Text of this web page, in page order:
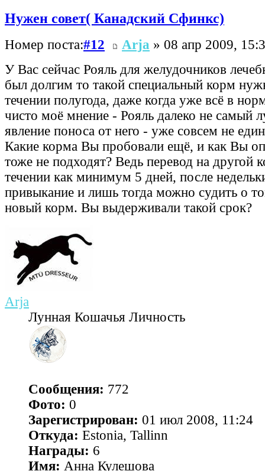
Нужен совет( Канадский Сфинкс)
Номер поста:#12 Arja » 08 апр 2009,
У Вас сейчас Рояль для желудочников
был долгим то такой специальный корм
течении полугода, даже когда уже всё в
чисто моё мнение - Рояль далеко не самый
явление поноса от него - уже совсем не
Какие корма Вы пробовали ещё, и как Вы
тоже не подходят? Ведь перевод на другой
течении как минимум 5 дней, после
привыкание и лишь тогда можно судить о
новый корм. Вы выдерживали такой срок?
Arja
Лунная Кошачья Личность
Сообщения: 772
Фото: 0
Зарегистрирован: 01 июл 2008, 11:24
Откуда: Estonia, Tallinn
Награды: 6
Имя: Анна Кулешова